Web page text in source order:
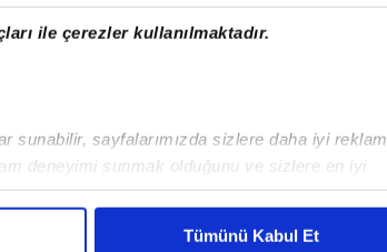
ile çerezler kullanılmaktadır.
sayfalarımızda sizlere daha iyi reklam
deneyimi sunmak olduğunu ve sizlere en iyi
reklamların maliyetlerimizi karşılamak
Tümünü Kabul Et